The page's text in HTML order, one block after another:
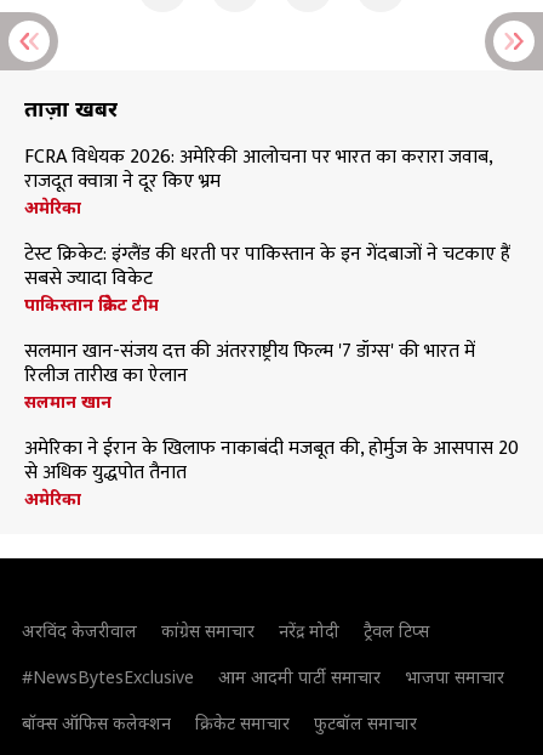
ताज़ा खबरें
FCRA विधेयक 2026: अमेरिकी आलोचना पर भारत का करारा जवाब,
राजदूत क्वात्रा ने दूर किए भ्रम
अमेरिका
टेस्ट क्रिकेट: इंग्लैंड की धरती पर पाकिस्तान के इन गेंदबाजों ने चटकाए हैं
सबसे ज्यादा विकेट
पाकिस्तान क्रिकेट टीम
सलमान खान-संजय दत्त की अंतरराष्ट्रीय फिल्म '7 डॉग्स' की भारत में
रिलीज तारीख का ऐलान
सलमान खान
अमेरिका ने ईरान के खिलाफ नाकाबंदी मजबूत की, होर्मुज के आसपास 20
से अधिक युद्धपोत तैनात
अमेरिका
अरविंद केजरीवाल कांग्रेस समाचार नरेंद्र मोदी
ट्रैवल टिप्स
#NewsBytesExclusive
आम आदमी पार्टी समाचार
भाजपा समाचार
बॉक्स ऑफिस कलेक्शन
क्रिकेट समाचार
फुटबॉल समाचार